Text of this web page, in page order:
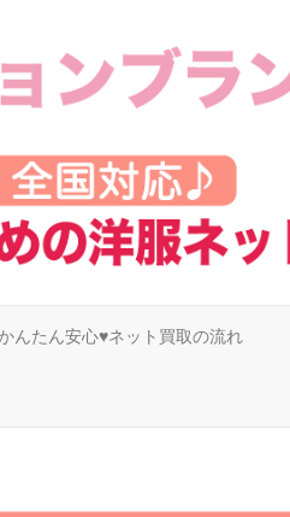
んたん安心♥ネット買取の流れ